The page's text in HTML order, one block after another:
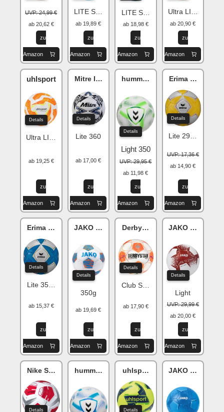
UVP: 24,99 €
ab 20,62 €
zu
Amazon
LITE Soft 350
ab 19,89 €
zu
Amazon
LITE Soft 350
ab 18,98 €
zu
Amazon
Ultra LITE Soft
ab 20,90 €
zu
Amazon
uhlsport
Details
Ultra LITE Soft 290
ab 19,25 €
zu
Amazon
Mitre Impel
Details
Lite 360
ab 17,00 €
zu
Amazon
hummel Aerofly
Details
Light 350
UVP: 29,95 €
ab 11,98 €
zu
Amazon
Erima SENZOR-
Details
Lite 290 2.0
UVP: 17,36 €
ab 14,90 €
zu
Amazon
Erima SENZOR-Star
Details
Lite 350 2.0
ab 15,37 €
zu
Amazon
JAKO Animal
Details
350g
ab 19,69 €
zu
Amazon
Derbystar Bundesliga v24
Details
Club S-Light
ab 17,90 €
zu
Amazon
JAKO
Details
Light
UVP: 29,99 €
ab 20,00 €
zu
Amazon
Nike Strike
Details
hummel Aeroflyuhlsport Synergy
Details
JAKO Striker 2.0